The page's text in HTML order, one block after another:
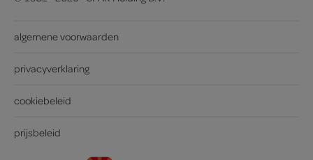
algemene voorwaarden
privacyverklaring
cookiebeleid
prijsbeleid